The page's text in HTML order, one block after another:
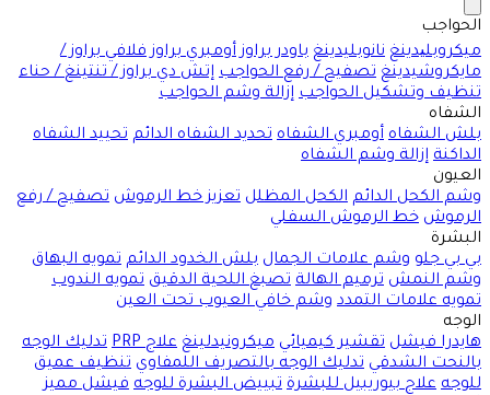
الحواجب
ميكروبلیدينغ نانوبليدينغ باودر براوز أومبري براوز فلافي براوز /
مايكروشيدينغ تصفيح / رفع الحواجب إتش دي براوز / تنتينغ / حناء
تنظيف وتشكيل الحواجب إزالة وشم الحواجب
الشفاه
بلش الشفاه أومبري الشفاه تحديد الشفاه الدائم تحييد الشفاه
الداكنة إزالة وشم الشفاه
العيون
وشم الكحل الدائم الكحل المظلل تعزيز خط الرموش تصفيح / رفع
الرموش خط الرموش السفلي
البشرة
بي بي جلو وشم علامات الجمال بلش الخدود الدائم تمويه البهاق
وشم النمش ترميم الهالة تصبغ اللحية الدقيق تمويه الندوب
تمويه علامات التمدد وشم خافي العيوب تحت العين
الوجه
هايدرا فيشل تقشير كيميائي ميكرونيدلينغ علاج PRP
تدليك الوجه
بالنحت الشدقي تدليك الوجه بالتصريف اللمفاوي تنظيف عميق
للوجه علاج بيوريبيل للبشرة تبييض البشرة للوجه فيشل مميز